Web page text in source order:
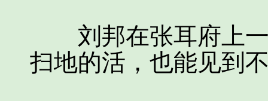
刘邦在张耳府上一
扫地的活，也能见到